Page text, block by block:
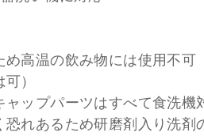
高温の飲み物には使用不可
）
ップパーツはすべて食洗機
れあるため研磨剤入り洗剤